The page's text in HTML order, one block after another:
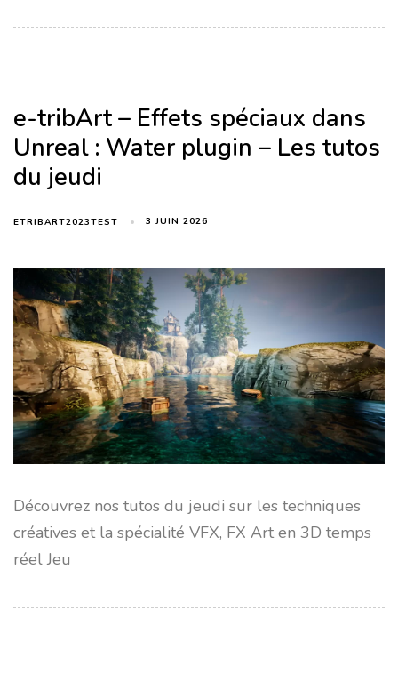
e-tribArt – Effets spéciaux dans
Unreal : Water plugin – Les tutos
du jeudi
ETRIBART2023TEST 3 JUIN 2026
Découvrez nos tutos du jeudi sur les techniques
créatives et la spécialité VFX, FX Art en 3D temps
réel Jeu